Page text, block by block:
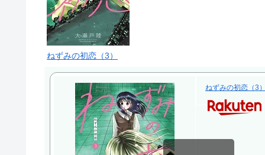
ねずみの初恋（3）
ねずみの初恋（3